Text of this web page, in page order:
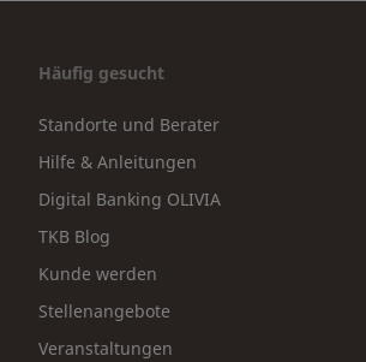
Häufig gesucht
Standorte und Berater
Hilfe & Anleitungen
Digital Banking OLIVIA
TKB Blog
Kunde werden
Stellenangebote
Veranstaltungen